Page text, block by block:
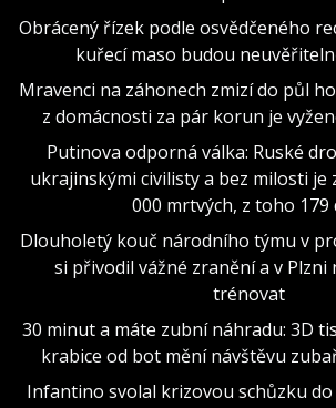
Obrácený řízek podle osvědčeného
kuřecí maso budou
Mravenci na záhonech zmizí do půl
z domácnosti za pár korun je
Putinova odporná válka: Ruské
ukrajinskými civilisty a bez milosti je
000 mrtvých, z toho 179
Dlouholetý kouč národního týmu v
si přivodil vážné zranění a v Plzni
trénovat
30 minut a máte zubní náhradu: 3D
krabice od bot mění návštěvu
Infantino svolal krizovou schůzku do